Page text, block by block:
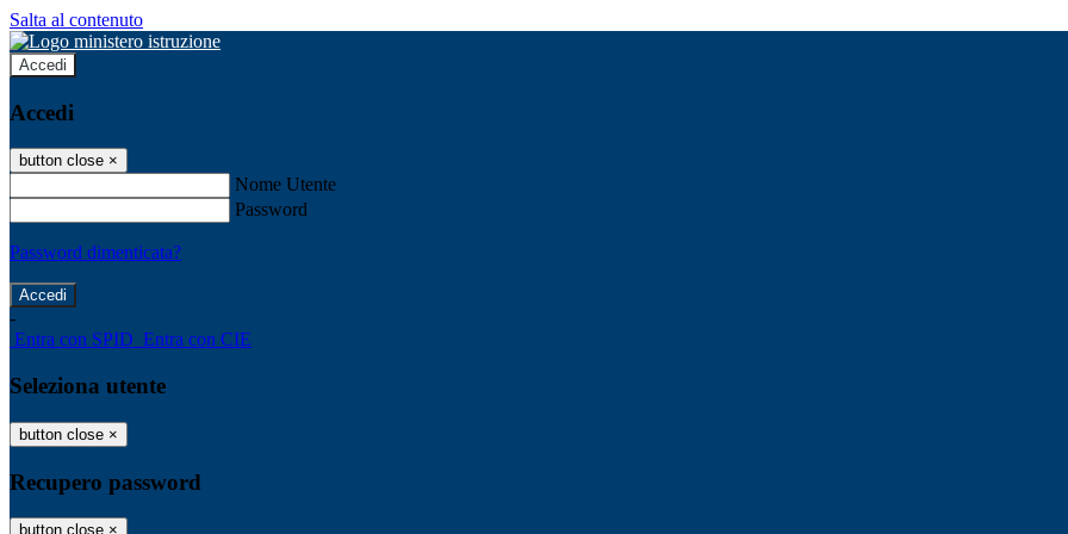
Salta al contenuto
Accedi
Accedi
button close ×
Nome Utente
Password
Password dimenticata?
-
Entra con SPID Entra con CIE
Seleziona utente
button close ×
Recupero password
button close ×